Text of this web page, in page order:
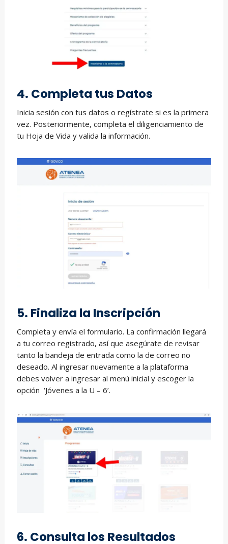
4. Completa tus Datos
Inicia sesión con tus datos o regístrate si es la primera
vez. Posteriormente, completa el diligenciamiento de
tu Hoja de Vida y valida la información.
5. Finaliza la Inscripción
Completa y envía el formulario. La confirmación llegará
a tu correo registrado, así que asegúrate de revisar
tanto la bandeja de entrada como la de correo no
deseado. Al ingresar nuevamente a la plataforma
debes volver a ingresar al menú inicial y escoger la
opción ‘Jóvenes a la U – 6’.
6. Consulta los Resultados